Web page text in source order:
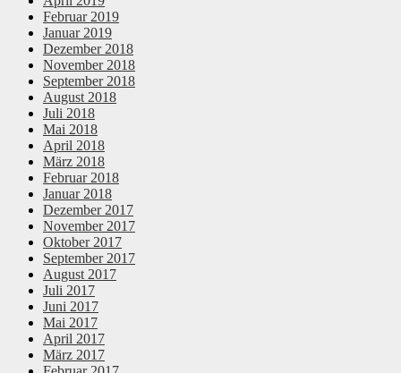
Februar 2019
Januar 2019
Dezember 2018
November 2018
September 2018
August 2018
Juli 2018
Mai 2018
April 2018
März 2018
Februar 2018
Januar 2018
Dezember 2017
November 2017
Oktober 2017
September 2017
August 2017
Juli 2017
Juni 2017
Mai 2017
April 2017
März 2017